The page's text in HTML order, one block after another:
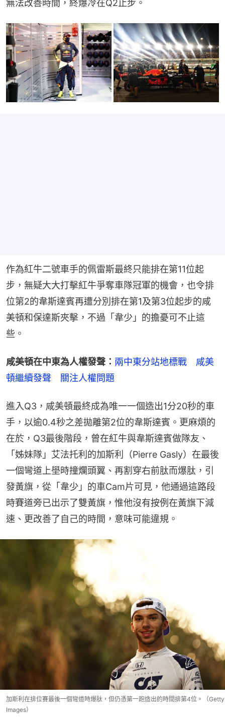
無法改善時間，終爆冷在Q2止步。
作為紅牛二號車手的佩雷斯最終只能排在第11位起
步，無疑大大打擊紅牛爭奪車隊冠軍的機會，也令排
位第2的韋斯達賓再遭分別排在第1及第3位起步的咸
美頓和保達斯夾擊，不過「韋少」的擔憂可不止這
些。
咸美頓在中東為人權發聲： 兩中東分站地標戰　咸美
頓繼續發聲　關注人權問題
進入Q3，咸美頓最終成為唯一一個造出1分20秒的車
手，以逾0.4秒之差拋離第2位的韋斯達賓。更麻煩的
在於，Q3最後階段，曾在紅牛與韋斯達賓做隊友、
「姊妹隊」艾法托利的加斯利（Pierre Gasly）在最後
一個彎道上壆時撞爛頭翼、再割穿右前肽而爆肽，引
發黃旗，從「韋少」的車Cam片可見，他通過這路段
時賽道旁已出示了雙黃旗，惟他沒有按例在黃旗下減
速、更改善了自己的時間，意味可能違規。
加斯利在排位賽最後一個彎道時爆肽，但仍憑第一跑造出的時間排第4位。（Getty
Images）